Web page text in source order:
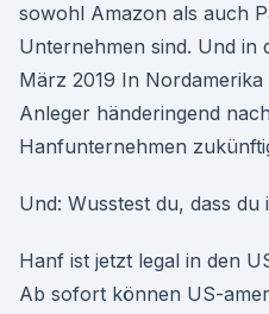
sowohl Amazon als auch
Unternehmen sind. Und in
März 2019 In
Anleger händeringend
Hanfunternehmen
Und: Wusstest du, dass
Hanf ist jetzt legal in den
Ab sofort können US-